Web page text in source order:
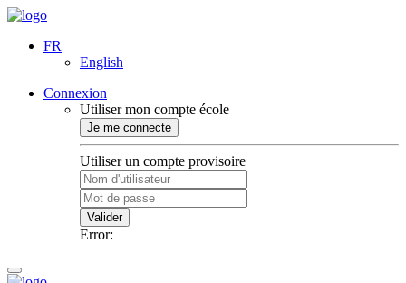
FR
English
Connexion
Utiliser mon compte école
Je me connecte
Utiliser un compte provisoire
Valider
Error: